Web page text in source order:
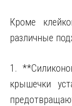
Кроме
различные
1.
крышечки